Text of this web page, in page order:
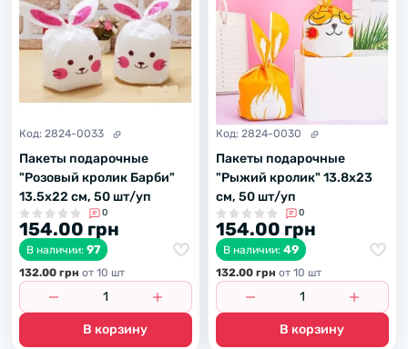
Код: 2824-0033
Пакеты подарочные
"Розовый кролик Барби"
13.5х22 см, 50 шт/уп
0
154.00 грн
В наличии: 97
132.00 грн от 10 шт
В корзину
Код: 2824-0030
Пакеты подарочные
"Рыжий кролик" 13.8х23
см, 50 шт/уп
0
154.00 грн
В наличии: 49
132.00 грн от 10 шт
В корзину